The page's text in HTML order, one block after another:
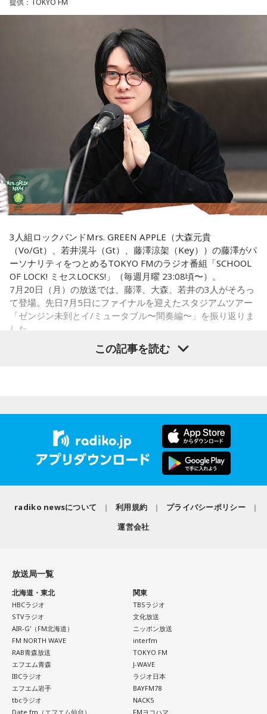
我慢できるのは、あなたが優しくて、まわりを思いやれる証
拠です。あとは少しだけ、自分の本音も大切にしてあげまし
■監修者プロフィール：草彅健太（くさなぎ・けんた）
東京池袋占い館セレーネ所属。メンタルケアカウンセラー。
鑑定件数は若い女性を中心に7,000件を超え、占いイベントや
アプリの監修も手がける。また、イベントMCや声優としての
活動もしており、芸能関係者からの依頼も多い。
Webサイト：https://selene-uranai.com/
YouTube：
https://youtu.be/UHrZuZcHTj4
・六曜「先勝」（午前中が吉とされる）
「8」が並ぶことから縁起の良い日というイメージを持つ人も
いますが、暦の上では寅の日にあたるのが最大の特徴です。
で、一般的には午前中が吉、午後は控えめ
に過ごすのが良いという考え方があります。
寅の日とは、12日に一度巡ってくる吉日
虎は古くから「千里行って千里帰る」という言い伝えがあ
り、「出ていったものが無事に戻ってくる」と考えられてき
ました。そのため、お金や旅に関する縁起の良い日として親
しまれています。
このことから、寅の日は次のようなタイミングに選ぶ人もい
ます。
・財布を新調する
・財布を使い始める
・銀行口座を開設する
・旅行や出張へ出発する
・新しい挑戦を始める
一方で、「戻る」という意味合いから、結婚や結納などのお
■2026年8月8日に財布を新調するのはあり？
寅の日は、お金に関する縁起の良い日として知られているこ
とから、財布を購入したり、使い始めたりするタイミングと
して選ぶ人もいます。
で、開運アクションとして親しまれている考え方です。
ただし、財布を新調したからといって金運の上昇が保証され
寅の日は、金運にまつわる吉日として紹介されることが多い
ため、宝くじを購入するタイミングとして意識する人もいま
す。
一方で、宝くじの当選を保証するものではありません。「縁
起の良い日に買いたい」という気持ちから、暦を参考にする
人もいるという考え方です。
3人組ロックバンドMrs. GREEN APPLE（大森元貴
（Vo/Gt）、若井滉斗（Gt）、藤澤涼架（Key））の藤澤がパ
ーソナリティをつとめるTOKYO FMのラジオ番組「SCHOOL
OF LOCK! ミセスLOCKS!」（毎週月曜 23:08頃〜）。
7月20日（月）の放送では、藤澤、大森、若井の3人がそろっ
て登場。先日7月5日にファイナルを迎えたスタジアムツアー
「ゼンジン未到とイ/ミュータブル〜間奏編〜」を振り返りま
した。
ミセス先生、こんばんは！ 7月5日のファイナルに参戦しまし
た！ 私にとって初めての「ゼンジン」シリーズだったので、
参加できて本当に良かったです。演奏が本当にかっこよく
て、ずっと感動していました。特に「ダーリン」と「ケセラ
した。帰り道もプレイリストを聴きながら帰っていたのです
最高の演奏を、本当にありがとうございました。（埼玉県 18
＊
大森：ありがとうございます！ 花火すごかったですね！
若井：すごかったよ！ ステージからの景色も花火も最高でし
たけれど。
藤澤：そうだよね！
大森：「ダーリン」で、本編ラストで花火が上がるというの
は結構すごいです。「ケセラセラ」って今まででも花火が上
この記事を読む
radiko newsについて 利用規約
プライバシーポリシー
運営会社
放送局一覧
北海道・東北
HBCラジオ
STVラジオ
AIR-G'（FM北海道）
FM NORTH WAVE
RAB青森放送
エフエム青森
IBCラジオ
エフエム岩手
tbcラジオ
Date fm（エフエム仙台）
関東
TBSラジオ
文化放送
ニッポン放送
interfm
TOKYO FM
J-WAVE
ラジオ日本
BAYFM78
NACK5
FMヨコハマ